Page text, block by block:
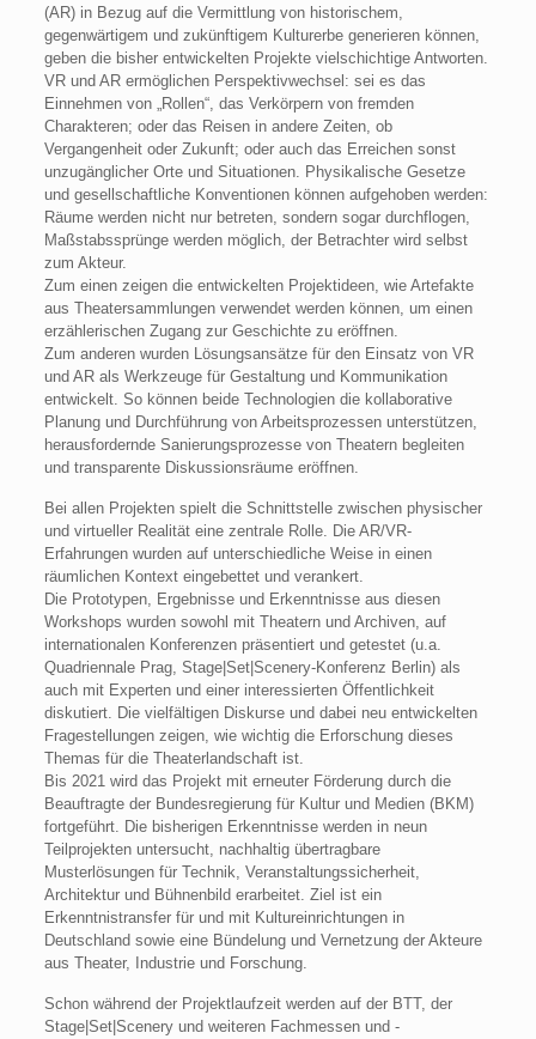
(AR) in Bezug auf die Vermittlung von historischem,
gegenwärtigem und zukünftigem Kulturerbe generieren können,
geben die bisher entwickelten Projekte vielschichtige Antworten.
VR und AR ermöglichen Perspektivwechsel: sei es das
Einnehmen von „Rollen“, das Verkörpern von fremden
Charakteren; oder das Reisen in andere Zeiten, ob
Vergangenheit oder Zukunft; oder auch das Erreichen sonst
unzugänglicher Orte und Situationen. Physikalische Gesetze
und gesellschaftliche Konventionen können aufgehoben werden:
Räume werden nicht nur betreten, sondern sogar durchflogen,
Maßstabssprünge werden möglich, der Betrachter wird selbst
zum Akteur.
Zum einen zeigen die entwickelten Projektideen, wie Artefakte
aus Theatersammlungen verwendet werden können, um einen
erzählerischen Zugang zur Geschichte zu eröffnen.
Zum anderen wurden Lösungsansätze für den Einsatz von VR
und AR als Werkzeuge für Gestaltung und Kommunikation
entwickelt. So können beide Technologien die kollaborative
Planung und Durchführung von Arbeitsprozessen unterstützen,
herausfordernde Sanierungsprozesse von Theatern begleiten
und transparente Diskussionsräume eröffnen.
Bei allen Projekten spielt die Schnittstelle zwischen physischer
und virtueller Realität eine zentrale Rolle. Die AR/VR-
Erfahrungen wurden auf unterschiedliche Weise in einen
räumlichen Kontext eingebettet und verankert.
Die Prototypen, Ergebnisse und Erkenntnisse aus diesen
Workshops wurden sowohl mit Theatern und Archiven, auf
internationalen Konferenzen präsentiert und getestet (u.a.
Quadriennale Prag, Stage|Set|Scenery-Konferenz Berlin) als
auch mit Experten und einer interessierten Öffentlichkeit
diskutiert. Die vielfältigen Diskurse und dabei neu entwickelten
Fragestellungen zeigen, wie wichtig die Erforschung dieses
Themas für die Theaterlandschaft ist.
Bis 2021 wird das Projekt mit erneuter Förderung durch die
Beauftragte der Bundesregierung für Kultur und Medien (BKM)
fortgeführt. Die bisherigen Erkenntnisse werden in neun
Teilprojekten untersucht, nachhaltig übertragbare
Musterlösungen für Technik, Veranstaltungssicherheit,
Architektur und Bühnenbild erarbeitet. Ziel ist ein
Erkenntnistransfer für und mit Kultureinrichtungen in
Deutschland sowie eine Bündelung und Vernetzung der Akteure
aus Theater, Industrie und Forschung.
Schon während der Projektlaufzeit werden auf der BTT, der
Stage|Set|Scenery und weiteren Fachmessen und -